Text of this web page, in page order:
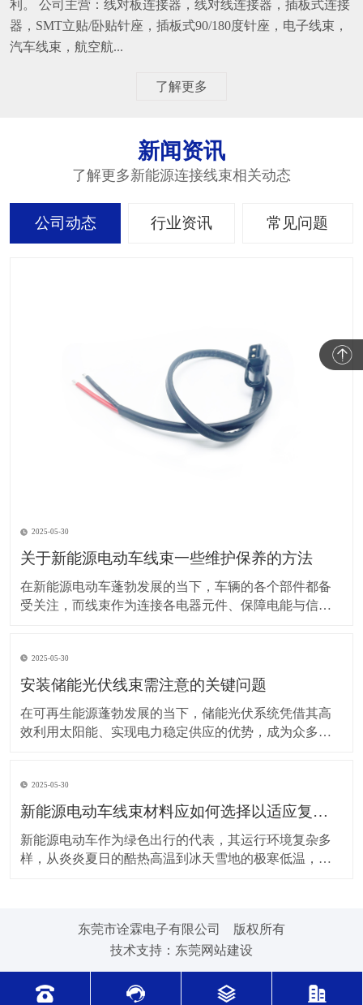
利。 公司主营：线对板连接器，线对线连接器，插板式连接
器，SMT立贴/卧贴针座，插板式90/180度针座，电子线束，
汽车线束，航空航...
了解更多
新闻资讯
了解更多新能源连接线束相关动态
公司动态 行业资讯 常见问题
2025-05-30
关于新能源电动车线束一些维护保养的方法
在新能源电动车蓬勃发展的当下，车辆的各个部件都备
受关注，而线束作为连接各电器元件、保障电能与信号
让车辆运行更稳定、安全，还能延长其使用寿命。 日常
驾驶习惯对线束的影响不容小觑。平稳驾驶是维护线束
2025-05-30
安装储能光伏线束需注意的关键问题
在可再生能源蓬勃发展的当下，储能光伏系统凭借其高
效利用太阳能、实现电力稳定供应的优势，成为众多领
安全。因此，在安装储能光伏线束时，有许多问题需要
格外留意。 安装前的准备工作至关重要。在开始安装前
2025-05-30
新能源电动车线束材料应如何选择以适应复杂的环境温度范围？
新能源电动车作为绿色出行的代表，其运行环境复杂多
样，从炎炎夏日的酷热高温到冰天雪地的极寒低温，车
环境下，新能源电动车的电池、电机等部件工作时会散
东莞市诠霖电子有限公司 版权所有
技术支持： 东莞网站建设